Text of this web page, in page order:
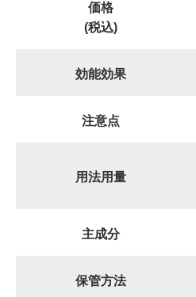
価格
(税込)
効能効果
注意点
用法用量
主成分
保管方法